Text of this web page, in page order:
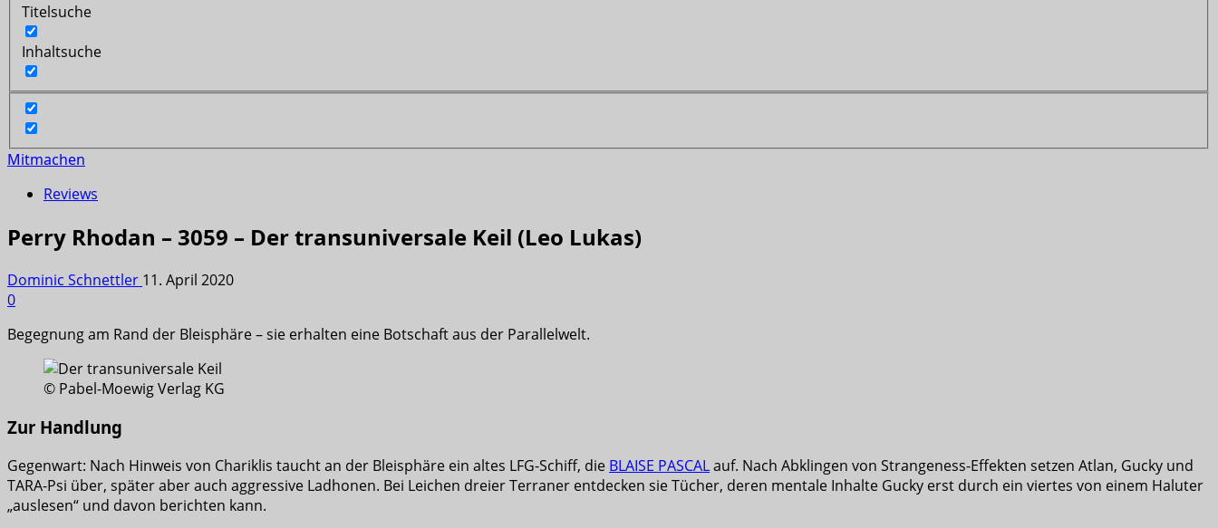
Titelsuche
Inhaltsuche
Mitmachen
Reviews
Perry Rhodan – 3059 – Der transuniversale Keil (Leo Lukas)
Dominic Schnettler 11. April 2020
0
Begegnung am Rand der Bleisphäre – sie erhalten eine Botschaft aus der Parallelwelt.
© Pabel-Moewig Verlag KG
Zur Handlung
Gegenwart: Nach Hinweis von Chariklis taucht an der Bleisphäre ein altes LFG-Schiff, die BLAISE PASCALauf. Nach Abklingen von Strangeness-Effekten setzen Atlan, Gucky und
TARA-Psi über, später aber auch aggressive Ladhonen. Bei Leichen dreier Terraner entdecken sie Tücher, deren mentale Inhalte Gucky erst durch ein viertes von einem Haluter
„auslesen“ und davon berichten kann.